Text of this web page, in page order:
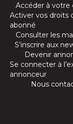
Accéder à votre
Activer vos droits
abonné
Consulter les
S’inscrire aux
Devenir
Se connecter à
annonceur
Nous